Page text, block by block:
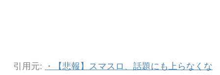
引用元:
・【悲報】スマスロ、話題にも上らなくな